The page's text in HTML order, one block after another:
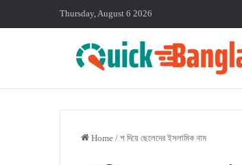
Thursday, August 6 2026
Home / শ দিয়ে ছেলেদের ইসলামিক নাম